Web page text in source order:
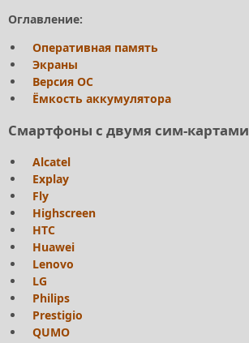
Оглавление:
Оперативная память
Экраны
Версия ОС
Ёмкость аккумулятора
Смартфоны с двумя сим-картами
Alcatel
Explay
Fly
Highscreen
HTC
Huawei
Lenovo
LG
Philips
Prestigio
QUMO